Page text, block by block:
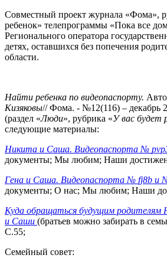
Совместный проект журнала «Фома»,
ребенок» телепрограммы «Пока все
Регионального оператора
детях, оставшихся без попечения
области.
Найти ребенка по видеопаспорту.
Кизяковы// Фома. - №12(116) – декабрь
(раздел «Люди», рубрика «У вас будет
следующие материалы:
Никита и Саша. Видеопаспорта № pvp
документы; Мы любим; Наши
Гена и Саша. Видеопаспорта № fj8b и
документы; О нас; Мы любим; Наши
Куда обращаться будущим
и Саши (братьев можно забирать в
С.55;
Семейный совет: